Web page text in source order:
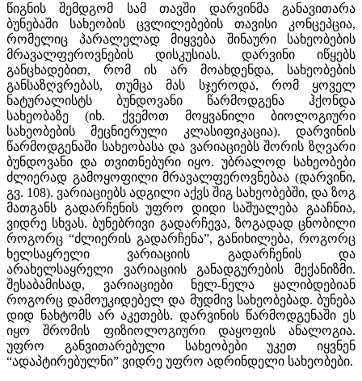
წიგნის შემდგომ სამ თავში დარვინმა განავითარა
ბუნებაში სახეობის ცვლილებების თავისი კონცეპცია,
რომელიც პარალელად მიყვება შინაური სახეობების
მრავალფეროვნების დისკუსიას. დარვინი იწყებს
განცხადებით, რომ ის არ მოახდენდა, სახეობების
განსაზღვრებას, თუმცა მას სჯეროდა, რომ ყოველ
ნატურალისტს ბუნდოვანი წარმოდგენა ჰქონდა
სახეობაზე (იხ. ქვემოთ მოყვანილი ბიოლოგიური
სახეობების მეცნიერული კლასიფიკაცია). დარვინის
წარმოდგენაში სახეობასა და ვარიაციებს შორის ზღვარი
ბუნდოვანი და თვითნებური იყო. უბრალოდ სახეობები
ძლიერად გამოყოფილი მრავალფეროვნებაა (დარვინი,
გვ. 108). ვარიაციებს ადგილი აქვს შიგ სახეობებში, და ზოგ
მათგანს გადარჩენის უფრო დიდი საშუალება გააჩნია,
ვიდრე სხვას. ბუნებრივი გადარჩევა, ზოგადად ცნობილი
როგორც “ძლიერის გადარჩენა”, განიხილება, როგორც
ხელსაყრელი ვარიაციის გადარჩენის და
არახელსაყრელი ვარიაციის განადგურების მექანიზმი.
შესაბამისად, ვარიაციები ნელ-ნელა ყალიბდებიან
როგორც დამოუკიდებელ და მუდმივ სახეობებად. ბუნება
დიდ ნახტომს არ აკეთებს. დარვინის წარმოდგენაში ეს
იყო შრომის ფიზიოლოგიური დაყოფის ანალოგია.
უფრო განვითარებული სახეობები უკეთ იყვნენ
“ადაპტირებულნი” ვიდრე უფრო ადრინდელი სახეობები.